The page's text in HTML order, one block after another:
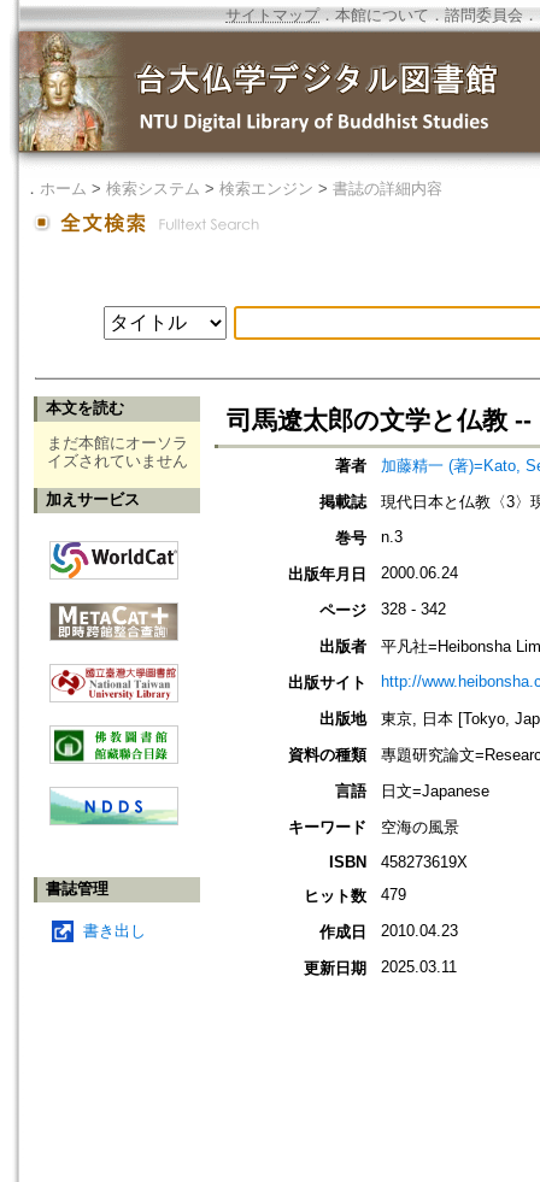
サイトマップ．本館について ． 諮問委員会 ．
． ホーム > 検索システム > 検索エンジン > 書誌の詳細内容
本文を読む
まだ本館にオーソラ
イズされていません
加えサービス
書誌管理
書き出し
司馬遼太郎の文学と仏教
著者
加藤精一 (著)=Kato,
掲載誌
現代日本と仏教〈3〉
巻号
n.3
出版年月日 2000.06.24
ページ 328 - 342
出版者
平凡社=Heibonsha
出版サイト
http://
出版地
東京, 日本 [Tokyo,
資料の種類
專題研究論文
言語
日文=Japanese
キーワード
空海の風景
ISBN
458273619X
ヒット数
479
作成日 2010.04.23
更新日期 2025.03.11